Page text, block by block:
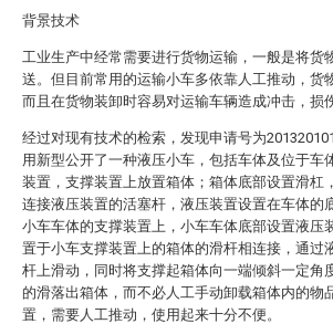
背景技术
工业生产中经常需要进行货物运输，一般是将货
送。但目前常用的运输小车多依靠人工推动，货
而且在货物装卸时容易对运输车辆造成冲击，损
经过对现有技术的检索，发现申请号为
用新型公开了一种液压小车，包括车体及位于车
装置，支撑装置上放置箱体；箱体底部设置滑杠
连接液压装置的活塞杆，液压装置设置在车体的
小车车体的支撑装置上，小车车体底部设置液压
置于小车支撑装置上的箱体的滑杆相连接，通过
杆上滑动，同时将支撑起箱体向一端倾斜一定角
的滑落出箱体，而不必人工手动卸载箱体内的物
置，需要人工推动，使用起来十分不便。